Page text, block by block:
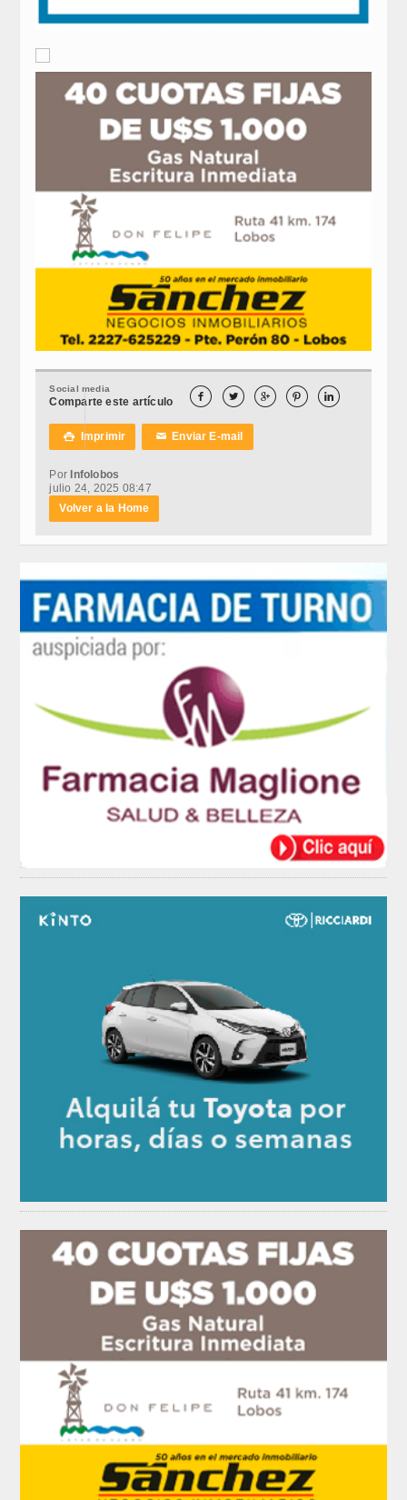
Social media
Comparte este artículo     
 Imprimir ✉Enviar E-mail
Por Infolobos
julio 24, 2025 08:47
Volver a la Home